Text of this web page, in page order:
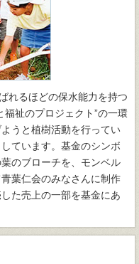
れるほどの保水能力を持つ
祉のプロジェクト”の一環
うと植樹活動を行ってい
ています。基金のシンボ
のブローチを、モンベル
葉仁会のみなさんに制作
た売上の一部を基金にあ